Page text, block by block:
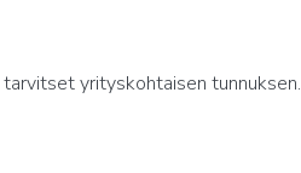
yrityskohtaisen tunnuksen.